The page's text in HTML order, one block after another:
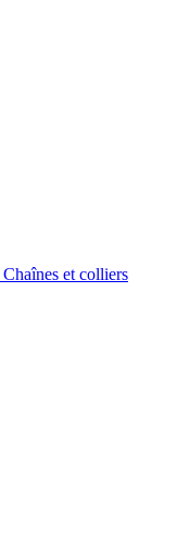
Chaînes et colliers